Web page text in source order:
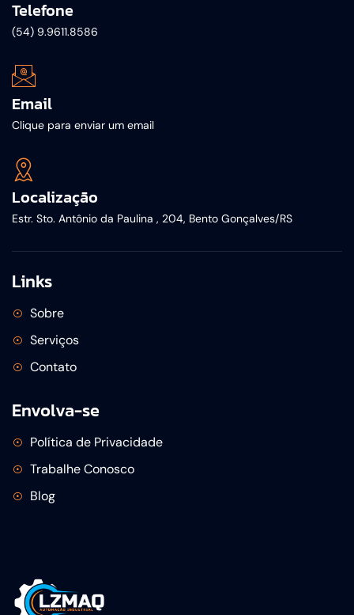
Telefone
(54) 9.9611.8586
Email
Clique para enviar um email
Localização
Estr. Sto. Antônio da Paulina , 204, Bento Gonçalves/RS
Links
Sobre
Serviços
Contato
Envolva-se
Política de Privacidade
Trabalhe Conosco
Blog